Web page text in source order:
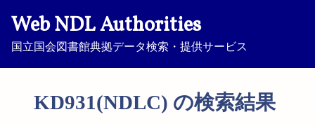
Web NDL Authorities
国立国会図書館典拠データ検索・提供サービス
KD931(NDLC) の検索結果